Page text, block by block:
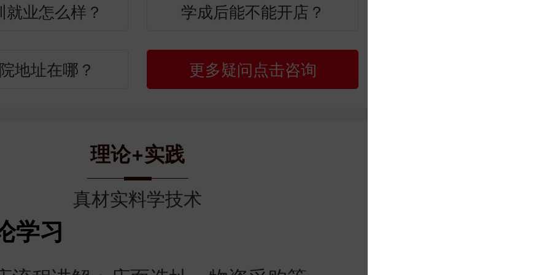
就业怎么样？ 学成后能不能开店？
地址在哪？ 更多疑问点击咨询
理论+实践
真材实料学技术
学习